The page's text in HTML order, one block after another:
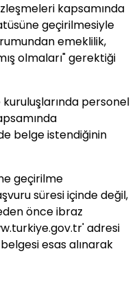
kapsamında
geçirilmesiyle
emeklilik,
olmaları" gerektiği
personel
belge istendiğinin
geçirilme
süresi içinde değil,
önce ibraz
adresi
esas alınarak